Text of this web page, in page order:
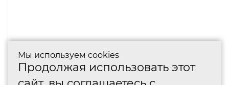
Мы используем cookies
Продолжая использовать этот